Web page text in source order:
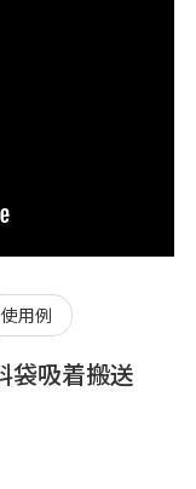
使用例
袋吸着搬送